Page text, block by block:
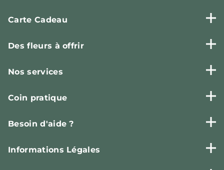
Carte Cadeau
Des fleurs à offrir
Nos services
Coin pratique
Besoin d'aide ?
Informations Légales